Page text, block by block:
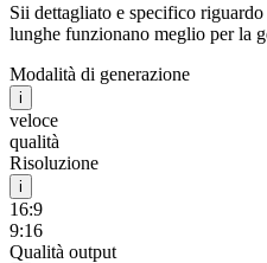
Sii dettagliato e specifico
lunghe funzionano meglio per la
Modalità di generazione
i
veloce
qualità
Risoluzione
i
16:9
9:16
Qualità output